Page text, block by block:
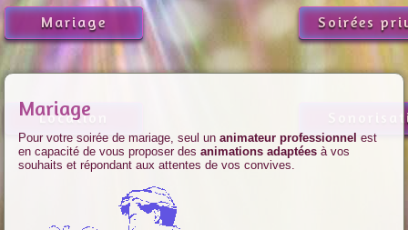
Mariage Soirées
Location
Mariage
Pour votre soirée de mariage, seul unanimateur professionnelest
en capacité de vous proposer desanimations adaptées à vos
souhaits et répondant aux attentes de vos convives.